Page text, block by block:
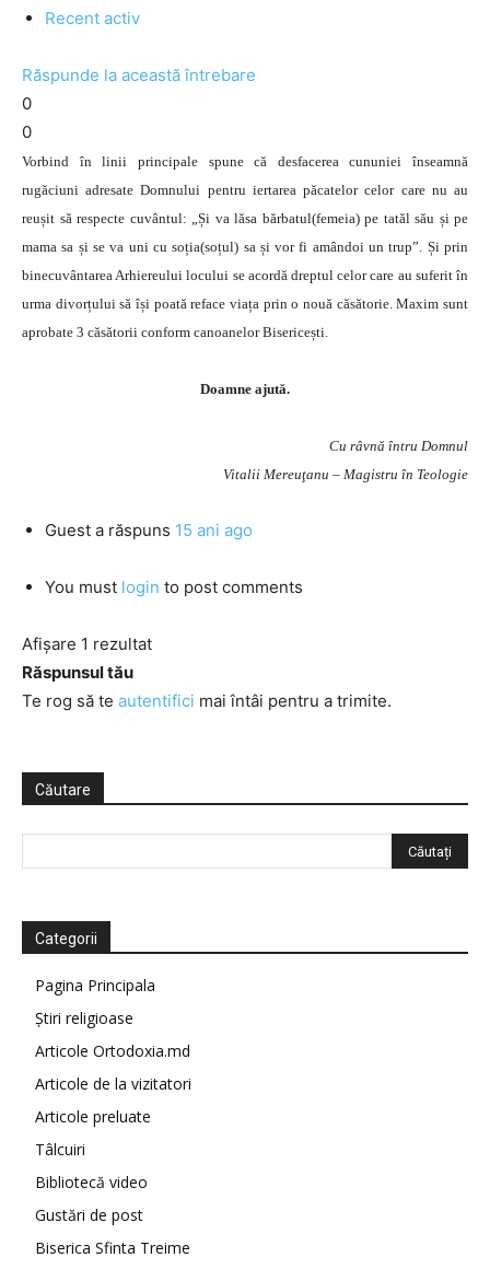
Recent activ
Răspunde la această întrebare
0
0
Vorbind în linii principale spune că desfacerea cununiei înseamnă
rugăciuni adresate Domnului pentru iertarea păcatelor celor care nu au
reușit să respecte cuvântul: „Și va lăsa bărbatul(femeia) pe tatăl său și pe
mama sa și se va uni cu soția(soțul) sa și vor fi amândoi un trup”. Și prin
binecuvântarea Arhiereului locului se acordă dreptul celor care au suferit în
urma divorțului să își poată reface viața prin o nouă căsătorie. Maxim sunt
aprobate 3 căsătorii conform canoanelor Bisericești.
Doamne ajută.
Cu râvnă întru Domnul
Vitalii Mereuţanu – Magistru în Teologie
Guest a răspuns 15 ani ago
You must login to post comments
Afișare 1 rezultat
Răspunsul tău
Te rog să te autentifici mai întâi pentru a trimite.
Căutare
Categorii
Pagina Principala
Știri religioase
Articole Ortodoxia.md
Articole de la vizitatori
Articole preluate
Tâlcuiri
Bibliotecă video
Gustări de post
Biserica Sfinta Treime